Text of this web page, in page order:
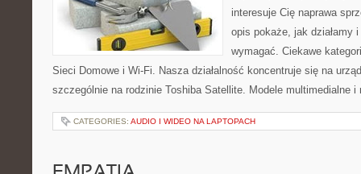
interesuje Cię naprawa
opis pokaże, jak działamy
wymagać. Ciekawe
Sieci Domowe i Wi-Fi. Nasza działalność koncentruje się na
szczególnie na rodzinie Toshiba Satellite. Modele multimedialne
CATEGORIES: AUDIO I WIDEO NA LAPTOPACH